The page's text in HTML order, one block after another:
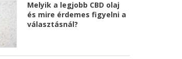
Melyik a legjobb CBD olaj
és mire érdemes figyelni a
választásnál?